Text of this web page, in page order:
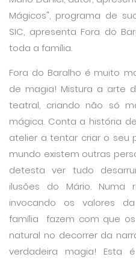
Mágicos", programa de
SIC, apresenta Fora do
toda a família.
Fora do Baralho é muito
de magia! Mistura a arte
teatral, criando não só
mágica. Conta a história
atelier a tentar criar o seu
mundo existem outras
detesta ver tudo
ilusões do Mário. Numa
invocando os valores
família fazem com que os
natural no decorrer da
verdadeira magia! Esta